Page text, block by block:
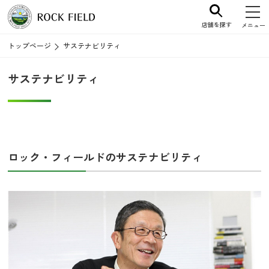
店舗を探す メニュー
トップページ サステナビリティ
サステナビリティ
ロック・フィールドのサステナビリティ